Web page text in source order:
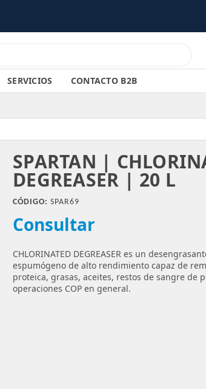
SERVICIOS CONTACTO B2B
SPARTAN |
DEGREASER | 20 L
CÓDIGO: SPAR69
Consultar
CHLORINATED DEGREASER es un
espumógeno de alto rendimiento capaz de
proteica, grasas, aceites, restos de sangre de
operaciones COP en general.